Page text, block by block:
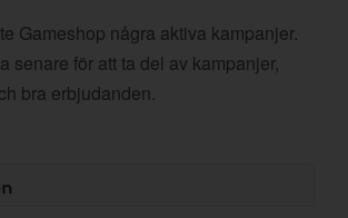
Gameshop några aktiva kampanjer.
senare för att ta del av kampanjer,
bra erbjudanden.